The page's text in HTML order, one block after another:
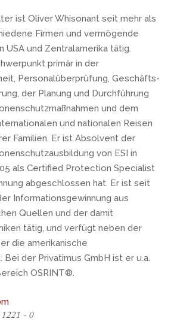
ist Oliver Whisonant seit mehr als
Firmen und vermögende
USA und Zentralamerika tätig.
primär in der
Personalüberprüfung, Geschäfts-
der Planung und Durchführung
und dem
und nationalen Reisen
Familien. Er ist Absolvent der
von ESI in
als Certified Protection Specialist
abgeschlossen hat. Er ist seit
Informationsgewinnung aus
Quellen und der damit
tätig, und verfügt neben der
die amerikanische
der Privatimus GmbH ist er u.a.
OSRINT®.
- 0